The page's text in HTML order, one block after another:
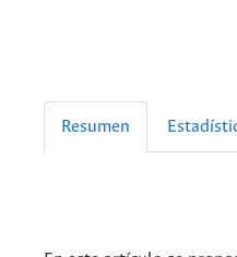
Resumen